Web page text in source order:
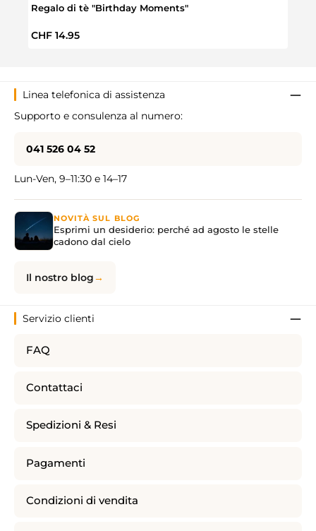
Regalo di tè "Birthday Moments"
Prezzo normale:
CHF 14.95
Linea telefonica di assistenza
Supporto e consulenza al numero:
041 526 04 52
Lun-Ven, 9–11:30 e 14–17
NOVITÀ SUL BLOG
Esprimi un desiderio: perché ad agosto le stelle
cadono dal cielo
Il nostro blog
Servizio clienti
FAQ
Contattaci
Spedizioni & Resi
Pagamenti
Condizioni di vendita